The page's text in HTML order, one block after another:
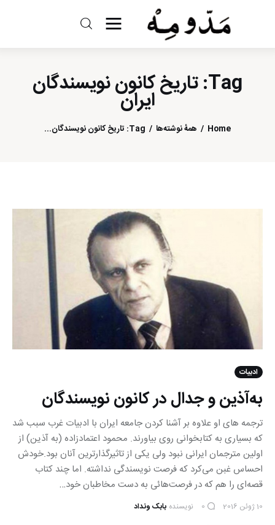
Tag: تاریخ کانون نویسندگان
ایران
Home همهٔ نوشته‌ها Tag: تاریخ کانون نویسندگان...
مد و مه
ادبیات
درباره ما
ادبیات
به‌آذین و جدال در کانون نویسندگان
ترجمه های او علاوه بر آشنا کردن جامعه ایران با ادبیات غرب سبب شد
که بسیاری به کتابخوانی روی بیاورند. محمود اعتمادزاده (به آذین) از
اولین مترجمان ایرانی نبود ولی یکی از تاثیرگذارترین آنان بود.خودش
احساس غبن می‌کرد که فرصت نویسندگی نداشته. اما چند کتاب
قصه‌ای را هم که در فرصت‌هائی به دست مخاطبان خود…
10 ژوئن 2016 0 نویسنده بابک ونداد